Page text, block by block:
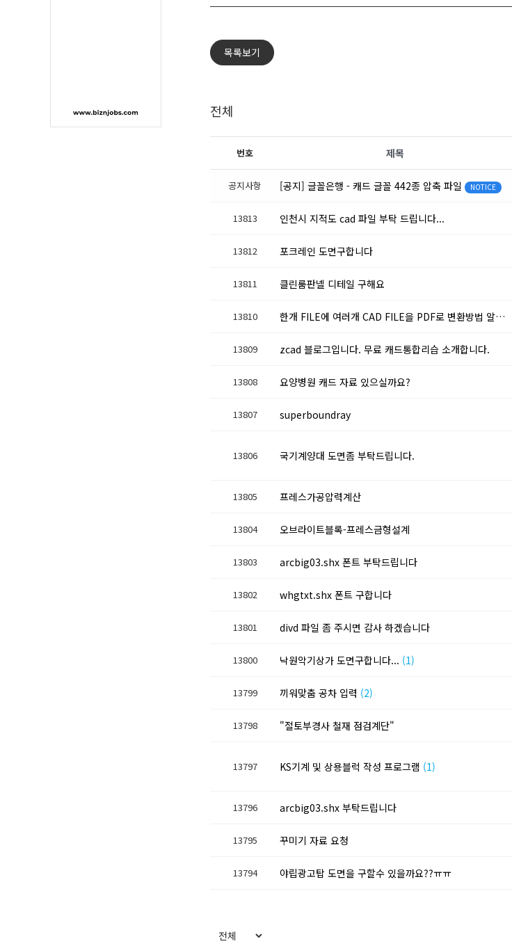
목록보기
전체
번호 제목
공지사항 [공지] 글꼴은행 - 캐드 글꼴 442종 압축 파일 NOTICE
13813 인천시 지적도 cad 파일 부탁 드립니다...
13812 포크레인 도면구합니다
13811 클린룸판넬 디테일 구해요
13810 한개 FILE에 여러개 CAD FILE을 PDF로 변환방법 알수있나요?
13809 zcad 블로그입니다. 무료 캐드통합리습 소개합니다.
13808 요양병원 캐드 자료 있으실까요?
13807 superboundray
13806 국기계양대 도면좀 부탁드립니다.
13805 프레스가공압력계산
13804 오브라이트블록-프레스금형설계
13803 arcbig03.shx 폰트 부탁드립니다
13802 whgtxt.shx 폰트 구합니다
13801 divd 파일 좀 주시면 감사 하겠습니다
13800 낙원악기상가 도면구합니다... (1)
13799 끼워맞춤 공차 입력 (2)
13798 "절토부경사 철재 점검계단"
13797 KS기계 및 상용블럭 작성 프로그램 (1)
13796 arcbig03.shx 부탁드립니다
13795 꾸미기 자료 요청
13794 야립광고탑 도면을 구할수 있을까요??ㅠㅠ